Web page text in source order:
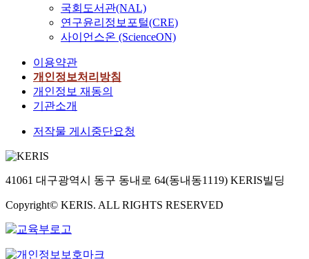
국회도서관(NAL)
연구윤리정보포털(CRE)
사이언스온 (ScienceON)
이용약관
개인정보처리방침
개인정보 재동의
기관소개
저작물 게시중단요청
41061 대구광역시 동구 동내로 64(동내동1119) KERIS빌딩
Copyright© KERIS. ALL RIGHTS RESERVED